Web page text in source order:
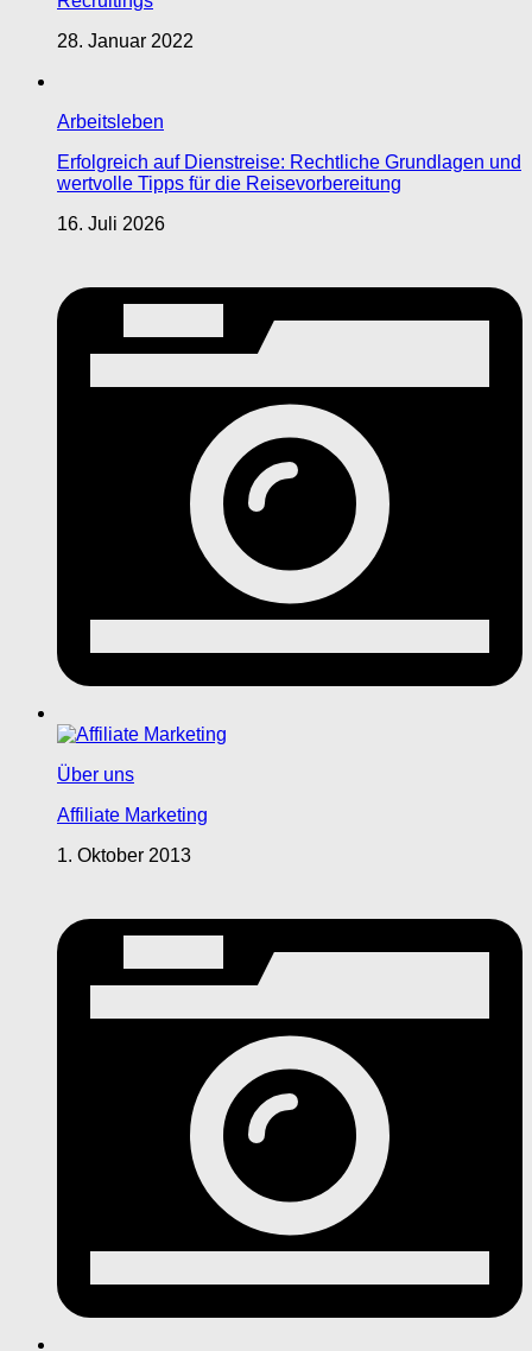
28. Januar 2022
Arbeitsleben
Erfolgreich auf Dienstreise: Rechtliche Grundlagen und
wertvolle Tipps für die Reisevorbereitung
16. Juli 2026
Über uns
Affiliate Marketing
1. Oktober 2013